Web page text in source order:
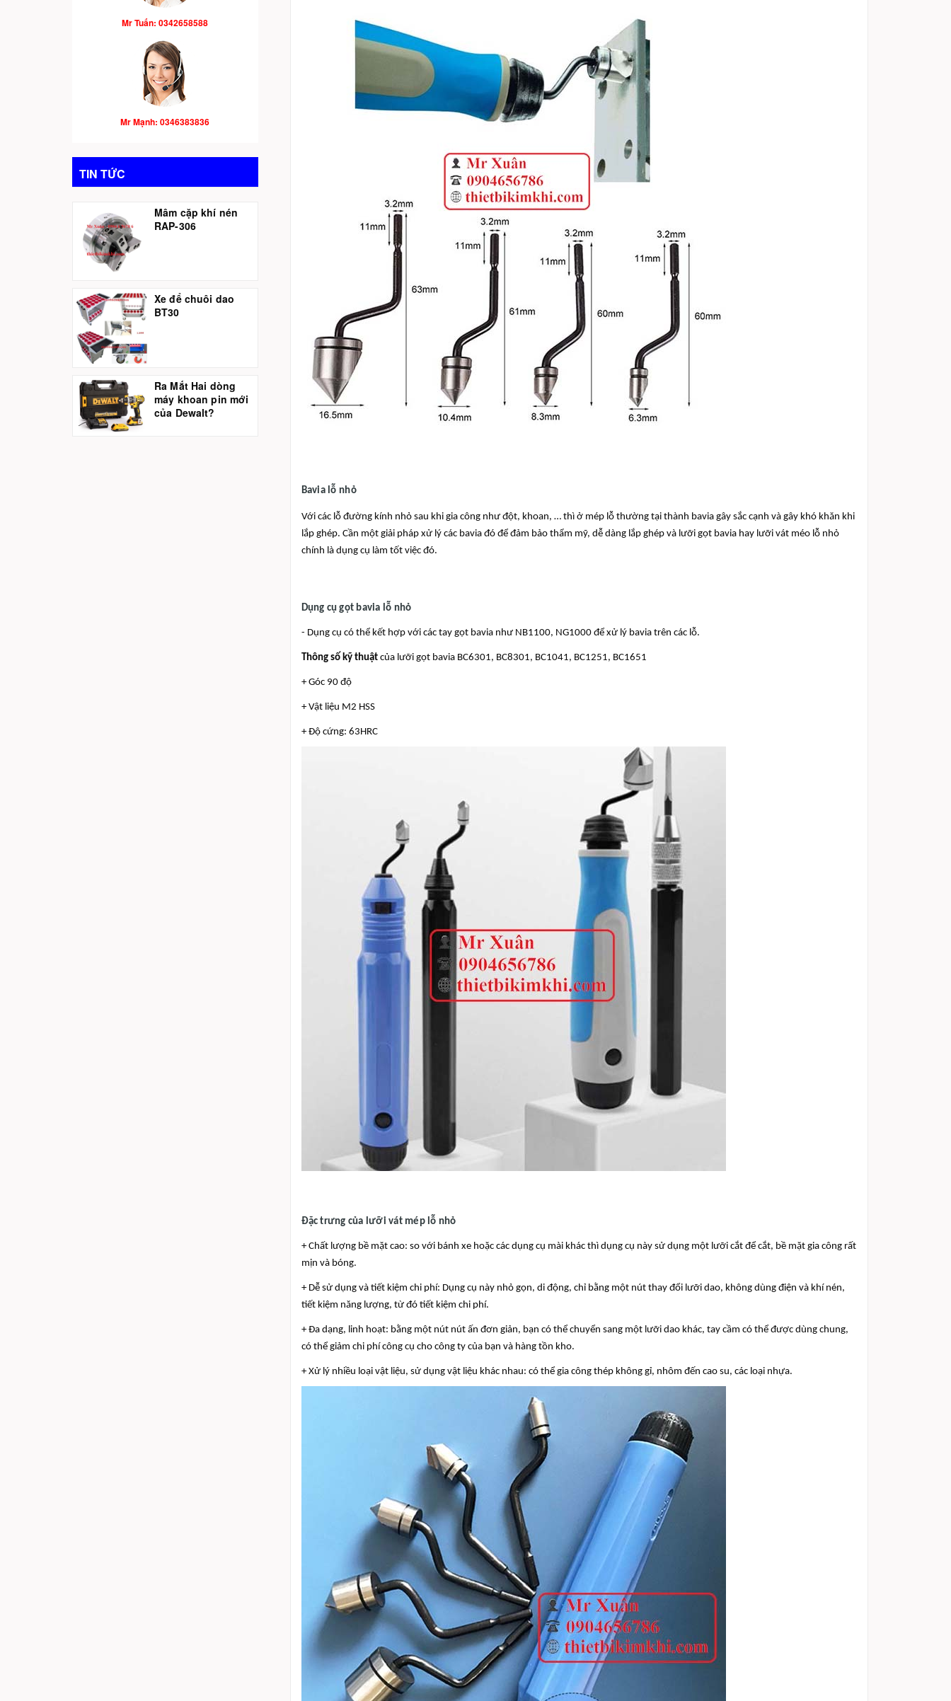
Mr Tuấn: 0342658588
Mr Mạnh: 0346383836
TIN TỨC
Mâm cặp khí nén
RAP-306
Xe để chuôi dao
BT30
Ra Mắt Hai dòng
máy khoan pin mới
của Dewalt?
Bavia lỗ nhỏ
Với các lỗ đường kính nhỏ sau khi gia công như đột, khoan, … thì ở mép lỗ thường tại thành bavia gây sắc cạnh và gây khó khăn khi
lắp ghép. Cần một giải pháp xử lý các bavia đó để đảm bảo thẩm mỹ, dễ dàng lắp ghép và lưỡi gọt bavia hay lưỡi vát méo lỗ nhỏ
chính là dụng cụ làm tốt việc đó.
Dụng cụ gọt bavia lỗ nhỏ
- Dụng cụ có thể kết hợp với các tay gọt bavia như NB1100, NG1000 để xử lý bavia trên các lỗ.
Thông số kỹ thuậtcủa lưỡi gọt bavia BC6301, BC8301, BC1041, BC1251, BC1651
+ Góc 90 độ
+ Vật liệu M2 HSS
+ Độ cứng: 63HRC
Đặc trưng của lưỡi vát mép lỗ nhỏ
+ Chất lượng bề mặt cao: so với bánh xe hoặc các dụng cụ mài khác thì dụng cụ này sử dụng một lưỡi cắt để cắt, bề mặt gia công rất
mịn và bóng.
+ Dễ sử dụng và tiết kiệm chi phí: Dụng cụ này nhỏ gọn, di động, chỉ bằng một nút thay đổi lưỡi dao, không dùng điện và khí nén,
tiết kiệm năng lượng, từ đó tiết kiệm chi phí.
+ Đa dạng, linh hoạt: bằng một nút nút ấn đơn giản, bạn có thể chuyển sang một lưỡi dao khác, tay cầm có thể được dùng chung,
có thể giảm chi phí công cụ cho công ty của bạn và hàng tồn kho.
+ Xử lý nhiều loại vật liệu, sử dụng vật liệu khác nhau: có thể gia công thép không gỉ, nhôm đến cao su, các loại nhựa.